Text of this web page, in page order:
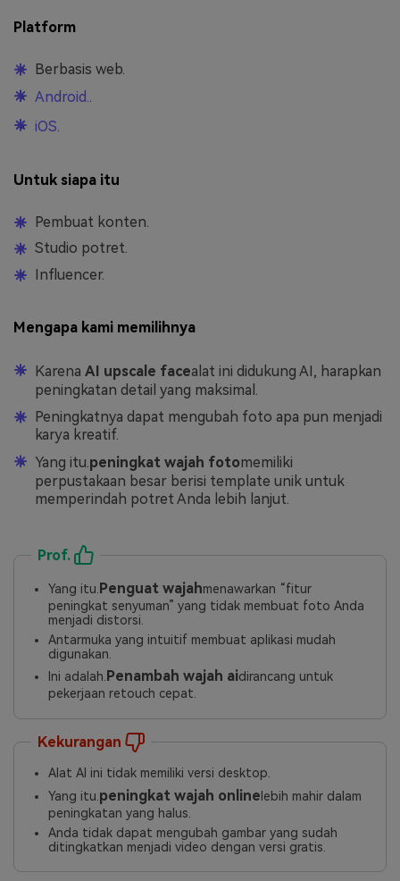
Platform
Berbasis web.
Android..
iOS.
Untuk siapa itu
Pembuat konten.
Studio potret.
Influencer.
Mengapa kami memilihnya
Karena AI upscale facealat ini didukung AI, harapkan
peningkatan detail yang maksimal.
Peningkatnya dapat mengubah foto apa pun menjadi
karya kreatif.
Yang itu.peningkat wajah fotomemiliki
perpustakaan besar berisi template unik untuk
memperindah potret Anda lebih lanjut.
Prof.
Yang itu. Penguat wajahmenawarkan “fitur
peningkat senyuman” yang tidak membuat foto Anda
menjadi distorsi.
Antarmuka yang intuitif membuat aplikasi mudah
digunakan.
Ini adalah. Penambah wajah aidirancang untuk
pekerjaan retouch cepat.
Kekurangan
Alat AI ini tidak memiliki versi desktop.
Yang itu. peningkat wajah online lebih mahir dalam
peningkatan yang halus.
Anda tidak dapat mengubah gambar yang sudah
ditingkatkan menjadi video dengan versi gratis.